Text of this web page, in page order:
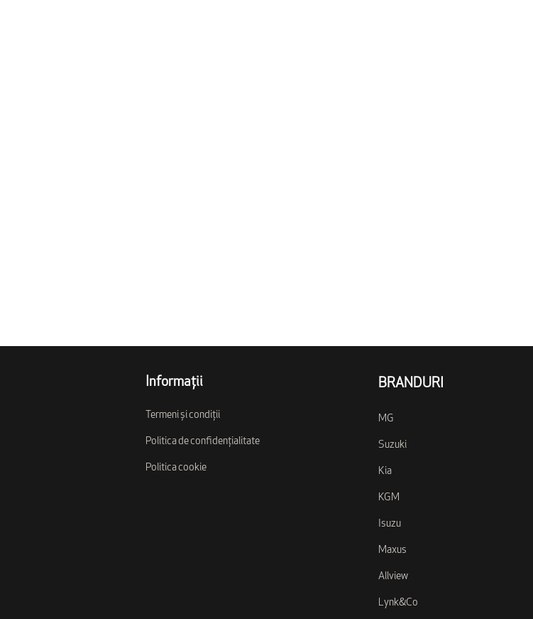
Informații
Termeni și condiții
Politica de confidențialitate
Politica cookie
BRANDURI
MG
Suzuki
Kia
KGM
Isuzu
Maxus
Allview
Lynk&Co